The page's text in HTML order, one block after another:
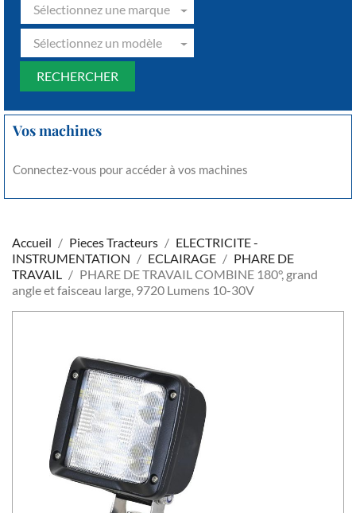
Sélectionnez une marque
Sélectionnez un modèle
Vos machines
Connectez-vous pour accéder à vos machines
Accueil Pieces Tracteurs
ELECTRICITE -
INSTRUMENTATION
ECLAIRAGE
PHARE DE
TRAVAIL
PHARE DE TRAVAIL COMBINE 180°, grand
angle et faisceau large, 9720 Lumens 10-30V